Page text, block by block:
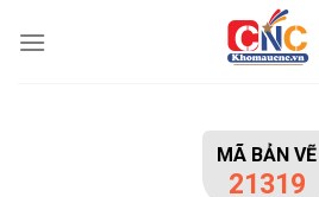
MÃ BẢN VẼ
21319